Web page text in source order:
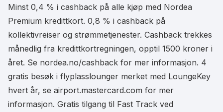
Minst 0,4 % i cashback på alle kjøp med Nordea
Premium kredittkort. 0,8 % i cashback på
kollektivreiser og strømmetjenester. Cashback trekkes
månedlig fra kredittkortregningen, opptil 1500 kroner i
året. Se nordea.no/cashback for mer informasjon. 4
gratis besøk i flyplasslounger merket med LoungeKey
hvert år, se airport.mastercard.com for mer
informasjon. Gratis tilgang til Fast Track ved